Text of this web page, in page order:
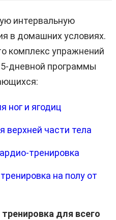
интервальную
в домашних условиях.
комплекс упражнений
5-дневной программы
ног и ягодиц
верхней части тела
тренировка
на полу от
для всего